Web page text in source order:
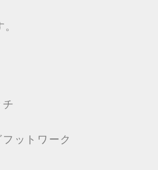
ットワーク